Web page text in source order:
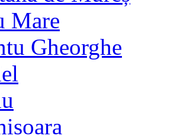
Mare
Gheorghe